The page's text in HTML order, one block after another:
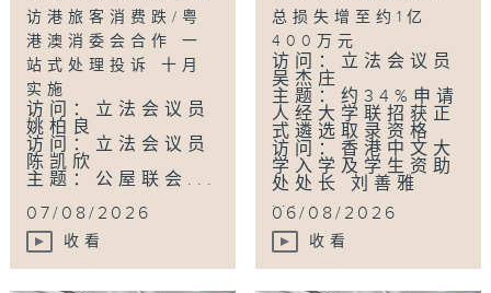
访港旅客消费跌/粤
港澳消委会合作 一
站式处理投诉 十月
实施
访问：立法会议员
姚柏良
访问：立法会议员
陈凯欣
主题：公屋联会...
07/08/2026
收看
总损失增至约1亿
400万元
访问：立法会议员
吴杰庄
主题：约34%申请
人经大学联招获正
式遴选取录资格
访问：香港中文大
学入学及学生资助
处处长 刘善雅
...
06/08/2026
收看